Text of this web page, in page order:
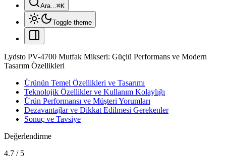
Ara...⌘K
Toggle theme
Lydsto PV-4700 Mutfak Mikseri: Güçlü Performans ve Modern
Tasarım Özellikleri
Ürünün Temel Özellikleri ve Tasarımı
Teknolojik Özellikler ve Kullanım Kolaylığı
Ürün Performansı ve Müşteri Yorumları
Dezavantajlar ve Dikkat Edilmesi Gerekenler
Sonuç ve Tavsiye
Değerlendirme
4.7 / 5